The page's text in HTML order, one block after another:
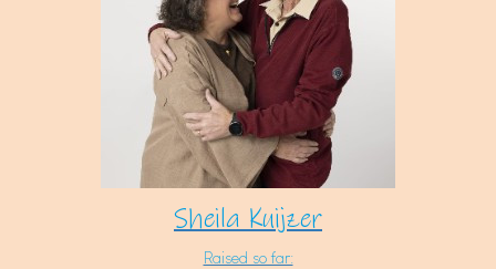
Sheila Kuijzer
Raised so far: